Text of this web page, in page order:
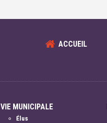
ACCUEIL
VIE MUNICIPALE
Élus